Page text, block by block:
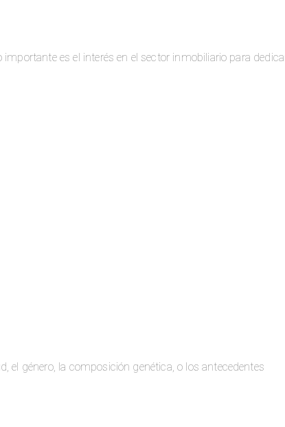
es el interés en el sector inmobiliario para
el género, la composición genética, o los antecedentes